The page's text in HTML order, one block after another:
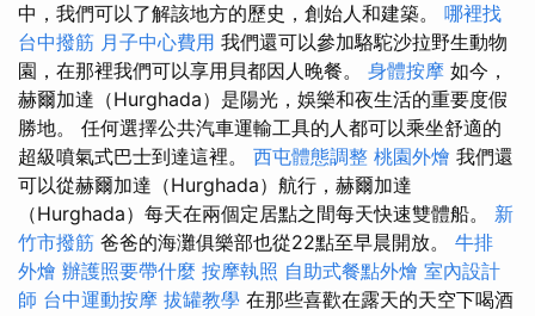
中，我們可以了解該地方的歷史，創始人和建築。 哪裡找
台中撥筋 月子中心費用 我們還可以參加駱駝沙拉野生動物
園，在那裡我們可以享用貝都因人晚餐。 身體按摩 如今，
赫爾加達（Hurghada）是陽光，娛樂和夜生活的重要度假
勝地。 任何選擇公共汽車運輸工具的人都可以乘坐舒適的
超級噴氣式巴士到達這裡。 西屯體態調整 桃園外燴 我們還
可以從赫爾加達（Hurghada）航行，赫爾加達
（Hurghada）每天在兩個定居點之間每天快速雙體船。 新
竹市撥筋 爸爸的海灘俱樂部也從22點至早晨開放。 牛排
外燴 辦護照要帶什麼 按摩執照 自助式餐點外燴 室內設計
師 台中運動按摩 拔罐教學 在那些喜歡在露天的天空下喝酒